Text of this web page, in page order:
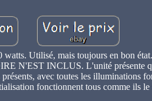
Utilisé, mais toujours en bon
N'EST INCLUS. L'unité présente
avec toutes les illuminations
fonctionnent tous comme ils le